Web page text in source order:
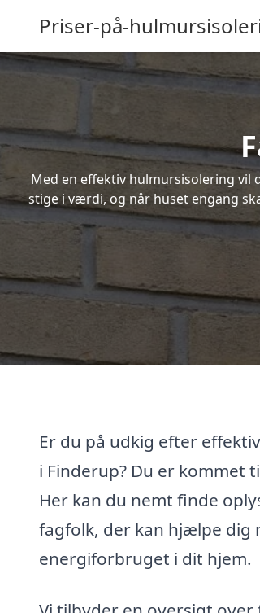
Priser-på-
Med en effektiv hulmursisolering vil
stige i værdi, og når huset engang
Er du på udkig efter
i Finderup? Du er kommet
Her kan du nemt finde
fagfolk, der kan hjælpe dig
energiforbruget i dit hjem.